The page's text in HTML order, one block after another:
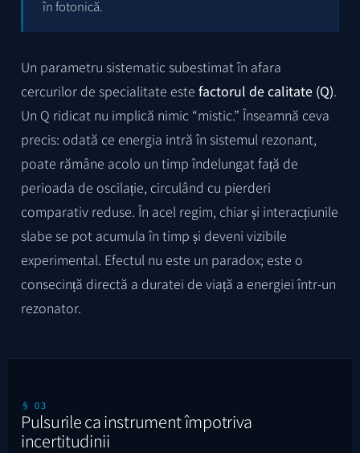
în fotonică.
Un parametru sistematic subestimat în afara
cercurilor de specialitate este factorul de calitate (Q).
Un Q ridicat nu implică nimic “mistic.” Înseamnă ceva
precis: odată ce energia intră în sistemul rezonant,
poate rămâne acolo un timp îndelungat față de
perioada de oscilație, circulând cu pierderi
comparativ reduse. În acel regim, chiar și interacțiunile
slabe se pot acumula în timp și deveni vizibile
experimental. Efectul nu este un paradox; este o
consecință directă a duratei de viață a energiei într-un
rezonator.
§ 03
Pulsurile ca instrument împotriva
incertitudinii